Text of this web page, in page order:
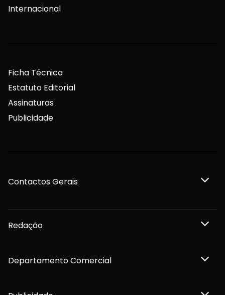
Internacional
Ficha Técnica
Estatuto Editorial
Assinaturas
Publicidade
Contactos Gerais
Redação
Departamento Comercial